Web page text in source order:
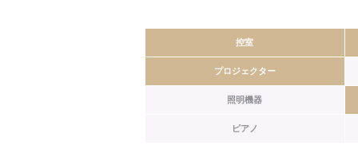
控室
プロジェクター
照明機器
ピアノ